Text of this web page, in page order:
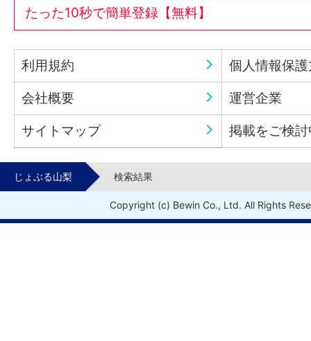
たった10秒で簡単登録【無料】
利用規約 個人情報保
会社概要 運営企業
サイトマップ 掲載をご検
じょぶる山梨 検索結果
Copyright (c) Bewin Co., Ltd. All Rights